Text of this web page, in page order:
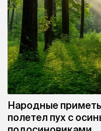
Народные
полетел пух с